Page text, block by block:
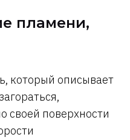
пламени,
который описывает
своей поверхности